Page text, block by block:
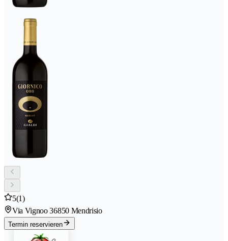
5(1)
Via Vignoo 36850 Mendrisio
Termin reservieren